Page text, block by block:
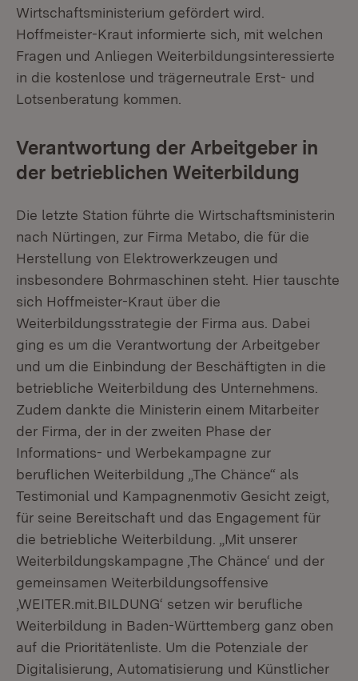
Wirtschaftsministerium gefördert wird.
Hoffmeister-Kraut informierte sich, mit welchen
Fragen und Anliegen Weiterbildungsinteressierte
in die kostenlose und trägerneutrale Erst- und
Lotsenberatung kommen.
Verantwortung der Arbeitgeber in
der betrieblichen Weiterbildung
Die letzte Station führte die Wirtschaftsministerin
nach Nürtingen, zur Firma Metabo, die für die
Herstellung von Elektrowerkzeugen und
insbesondere Bohrmaschinen steht. Hier tauschte
sich Hoffmeister-Kraut über die
Weiterbildungsstrategie der Firma aus. Dabei
ging es um die Verantwortung der Arbeitgeber
und um die Einbindung der Beschäftigten in die
betriebliche Weiterbildung des Unternehmens.
Zudem dankte die Ministerin einem Mitarbeiter
der Firma, der in der zweiten Phase der
Informations- und Werbekampagne zur
beruflichen Weiterbildung „The Chänce“ als
Testimonial und Kampagnenmotiv Gesicht zeigt,
für seine Bereitschaft und das Engagement für
die betriebliche Weiterbildung. „Mit unserer
Weiterbildungskampagne ‚The Chänce‘ und der
gemeinsamen Weiterbildungsoffensive
‚WEITER.mit.BILDUNG‘ setzen wir berufliche
Weiterbildung in Baden-Württemberg ganz oben
auf die Prioritätenliste. Um die Potenziale der
Digitalisierung, Automatisierung und Künstlicher